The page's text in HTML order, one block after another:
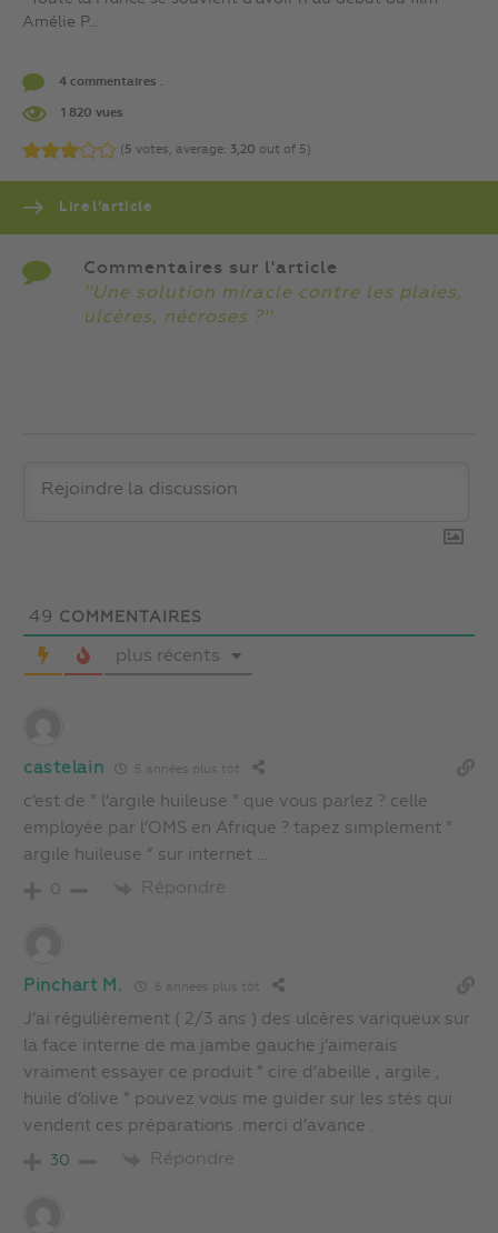
Amélie P...
4 commentaires .
1 820 vues
(5 votes, average: 3,20 out of 5)
Lire l’article
Commentaires sur l'article
''Une solution miracle contre les plaies,
ulcères, nécroses ?''
49 COMMENTAIRES
plus récents
castelain 5 années plus tôt
c’est de ” l’argile huileuse ” que vous parlez ? celle
employée par l’OMS en Afrique ? tapez simplement ”
argile huileuse ” sur internet …
0 Répondre
Pinchart M. 6 années plus tôt
J’ai régulièrement ( 2/3 ans ) des ulcères variqueux sur
la face interne de ma jambe gauche j’aimerais
vraiment essayer ce produit ” cire d’abeille , argile ,
huile d’olive ” pouvez vous me guider sur les stés qui
vendent ces préparations .merci d’avance .
30 Répondre